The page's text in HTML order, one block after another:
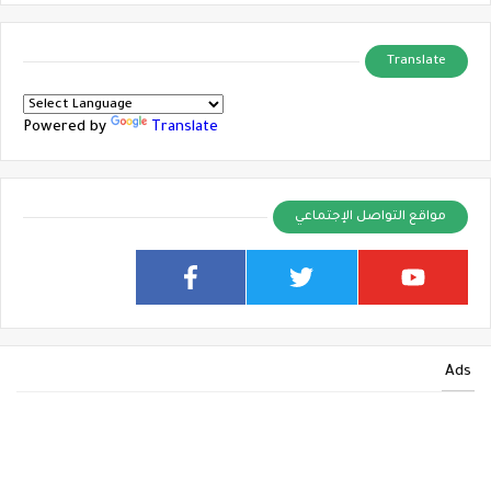
Translate
Powered by Translate
مواقع التواصل الإجتماعي
Ads